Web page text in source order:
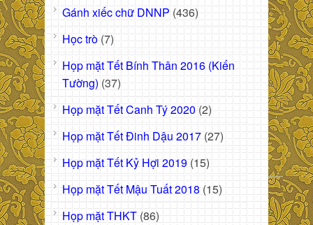
Gánh xiếc chữ DNNP (436)
Học trò (7)
Họp mặt Tết Bính Thân 2016 (Kiến
Tường) (37)
Họp mặt Tết Canh Tý 2020 (2)
Họp mặt Tết Đinh Dậu 2017 (27)
Họp mặt Tết Kỷ Hợi 2019 (15)
Họp mặt Tết Mậu Tuất 2018 (15)
Họp mặt THKT (86)